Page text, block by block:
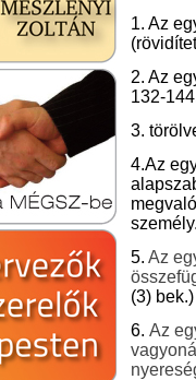
1. Az
2. Az
132-
3.
4.Az
5. Az
(3) bek.)
6. Az